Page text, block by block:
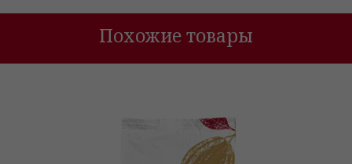
Похожие товары